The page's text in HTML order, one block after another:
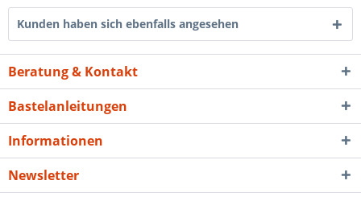
Kunden haben sich ebenfalls angesehen
Beratung & Kontakt
Bastelanleitungen
Informationen
Newsletter